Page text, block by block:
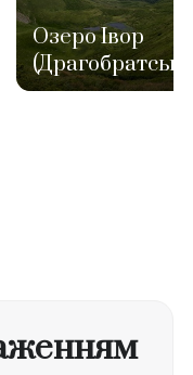
Озеро Івор